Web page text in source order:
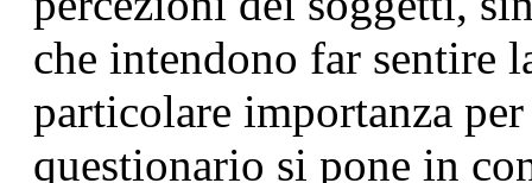
che intendono far sentire
particolare importanza
questionario si pone in